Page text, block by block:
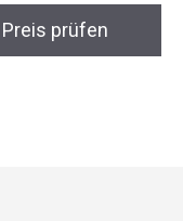
Preis prüfen